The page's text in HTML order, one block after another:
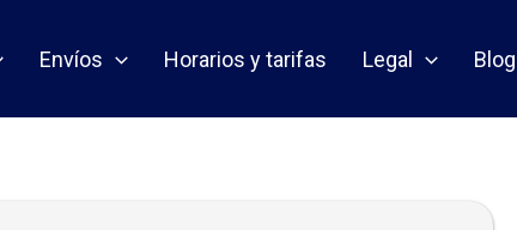
Envíos Horarios y tarifas Legal Blog